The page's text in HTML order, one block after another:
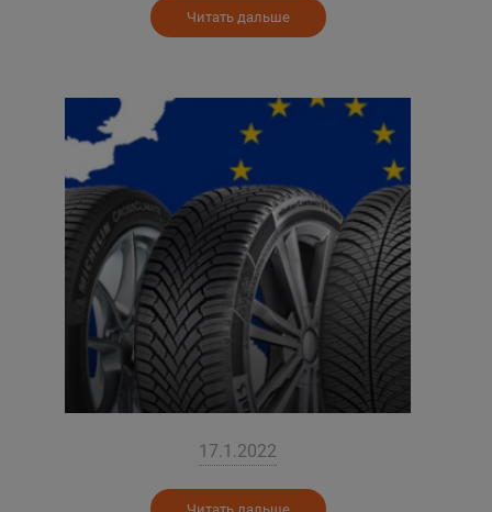
Читать дальше
17.1.2022